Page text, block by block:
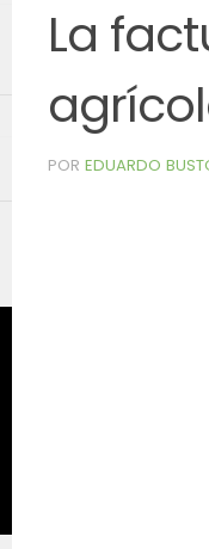
La
POR EDUARDO